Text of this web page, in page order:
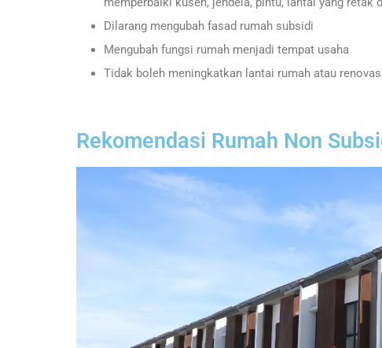
Dilarang mengubah fasad rumah subsidi
Mengubah fungsi rumah menjadi tempat usaha
Tidak boleh meningkatkan lantai rumah atau
Rekomendasi Rumah Non